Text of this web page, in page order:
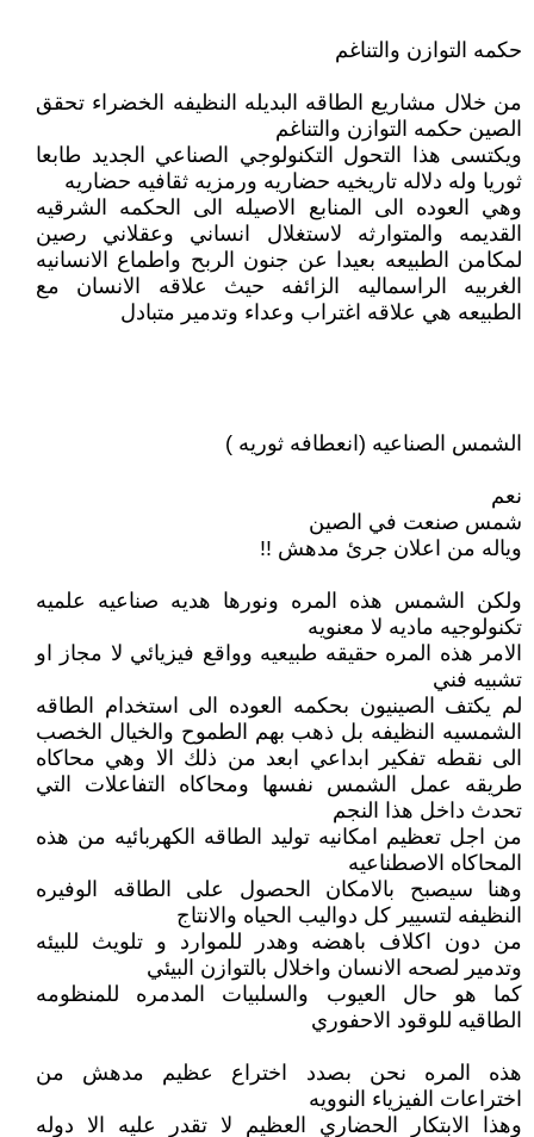
حكمه التوازن والتناغم
من خلال مشاريع الطاقه البديله النظيفه الخضراء تحقق
الصين حكمه التوازن والتناغم
ويكتسى هذا التحول التكنولوجي الصناعي الجديد طابعا
ثوريا وله دلاله تاريخيه حضاريه ورمزيه ثقافيه حضاريه
وهي العوده الى المنابع الاصيله الى الحكمه الشرقيه
القديمه والمتوارثه لاستغلال انساني وعقلاني رصين
لمكامن الطبيعه بعيدا عن جنون الربح واطماع الانسانيه
الغربيه الراسماليه الزائفه حيث علاقه الانسان مع
الطبيعه هي علاقه اغتراب وعداء وتدمير متبادل
الشمس الصناعيه (انعطافه ثوريه )
نعم
شمس صنعت في الصين
وياله من اعلان جرئ مدهش !!
ولكن الشمس هذه المره ونورها هديه صناعيه علميه
تكنولوجيه ماديه لا معنويه
الامر هذه المره حقيقه طبيعيه وواقع فيزيائي لا مجاز او
تشبيه فني
لم يكتف الصينيون بحكمه العوده الى استخدام الطاقه
الشمسيه النظيفه بل ذهب بهم الطموح والخيال الخصب
الى نقطه تفكير ابداعي ابعد من ذلك الا وهي محاكاه
طريقه عمل الشمس نفسها ومحاكاه التفاعلات التي
تحدث داخل هذا النجم
من اجل تعظيم امكانيه توليد الطاقه الكهربائيه من هذه
المحاكاه الاصطناعيه
وهنا سيصبح بالامكان الحصول على الطاقه الوفيره
النظيفه لتسيير كل دواليب الحياه والانتاج
من دون اكلاف باهضه وهدر للموارد و تلويث للبيئه
وتدمير لصحه الانسان واخلال بالتوازن البيئي
كما هو حال العيوب والسلبيات المدمره للمنظومه
الطاقيه للوقود الاحفوري
هذه المره نحن بصدد اختراع عظيم مدهش من
اختراعات الفيزياء النوويه
وهذا الابتكار الحضاري العظيم لا تقدر عليه الا دوله